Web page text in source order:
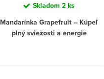
Skladom 2 ks
Mandarínka Grapefruit – Kúpeľ
plný sviežosti a energie